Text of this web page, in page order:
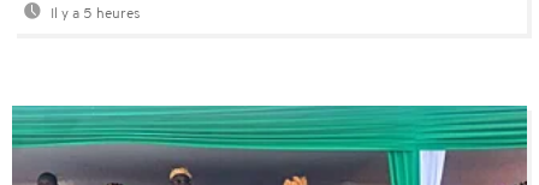
Il y a 5 heures